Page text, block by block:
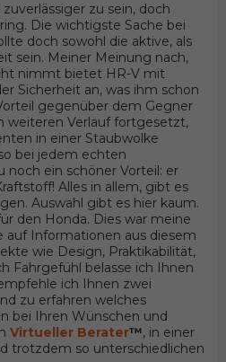
zu sein, doch
Die wichtigste Sache bei
doch sowohl die aktive, als
sein. Meiner Meinung nach,
nimmt bietet HR-V mit
Sicherheit an, was ihm schon
gegenüber dem Gegner
weiteren Verlauf fortgesetzt,
in einer Staubwolke
bei jedem echten
noch ein schöner Vorteil: er
Alles in allem, gibt es
Auswahl gibt es hier kaum.
den Honda. Dies war meine
auf Informationen aus diesem
wie Design, Praktikabilität,
Fahrgefühl belasse ich Ihnen
ich Ihnen zwei
zu erfahren welches
bei Ihren Wünschen und
Virtueller Berater™, in einer
trotzdem so unterschiedlichen